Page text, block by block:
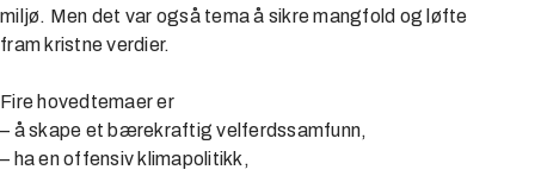
miljø. Men det var også tema å sikre mangfold og løfte
fram kristne verdier.
Fire hovedtemaer er
– å skape et bærekraftig velferdssamfunn,
– ha en offensiv klimapolitikk,